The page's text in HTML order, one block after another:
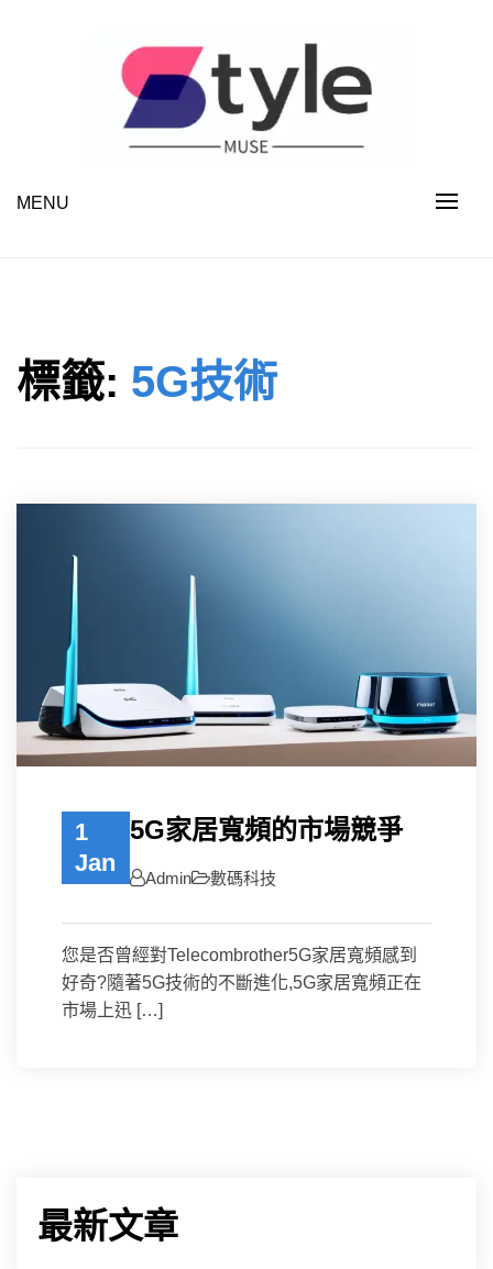
STYLE MUSE
MENU
標籤: 5G技術
1
Jan
5G家居寬頻的市場競爭
Admin 數碼科技
您是否曾經對Telecombrother5G家居寬頻感到
好奇?隨著5G技術的不斷進化,5G家居寬頻正在
市場上迅 […]
最新文章